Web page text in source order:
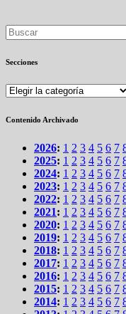
Secciones
Secciones
Contenido Archivado
2026: 1 2 3 4 5 6 7
2025: 1 2 3 4 5 6 7
2024: 1 2 3 4 5 6 7
2023: 1 2 3 4 5 6 7
2022: 1 2 3 4 5 6 7
2021: 1 2 3 4 5 6 7
2020: 1 2 3 4 5 6 7
2019: 1 2 3 4 5 6 7
2018: 1 2 3 4 5 6 7
2017: 1 2 3 4 5 6 7
2016: 1 2 3 4 5 6 7
2015: 1 2 3 4 5 6 7
2014: 1 2 3 4 5 6 7